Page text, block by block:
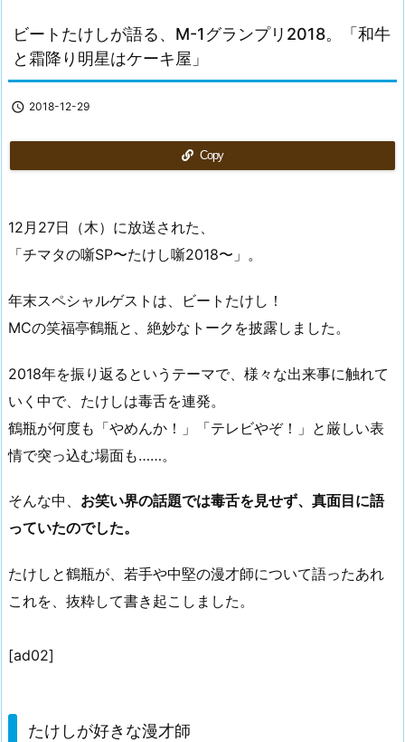
ビートたけしが語る、M-1グランプリ2018。「和牛
と霜降り明星はケーキ屋」
 2018-12-29
Copy
12月27日（木）に放送された、
「チマタの噺SP〜たけし噺2018〜」。
年末スペシャルゲストは、ビートたけし！
MCの笑福亭鶴瓶と、絶妙なトークを披露しました。
2018年を振り返るというテーマで、様々な出来事に触れて
いく中で、たけしは毒舌を連発。
鶴瓶が何度も「やめんか！」「テレビやぞ！」と厳しい表
情で突っ込む場面も……。
そんな中、 お笑い界の話題では毒舌を見せず、真面目に語
っていたのでした。
たけしと鶴瓶が、若手や中堅の漫才師について語ったあれ
これを、抜粋して書き起こしました。
[ad02]
たけしが好きな漫才師